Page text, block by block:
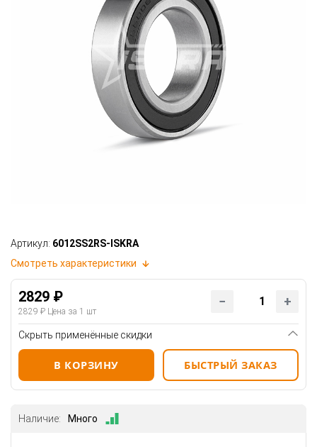
Артикул: 6012SS2RS-ISKRA
Смотреть характеристики
2829 ₽
2829 ₽ Цена за 1 шт
Скрыть применённые скидки
В КОРЗИНУ БЫСТРЫЙ ЗАКАЗ
Наличие: Много